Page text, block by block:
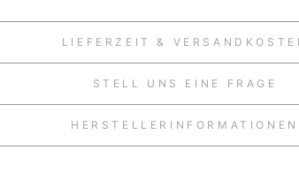
LIEFERZEIT &
STELL UNS EINE FRAGE
HERSTELLERINFORMATIONEN